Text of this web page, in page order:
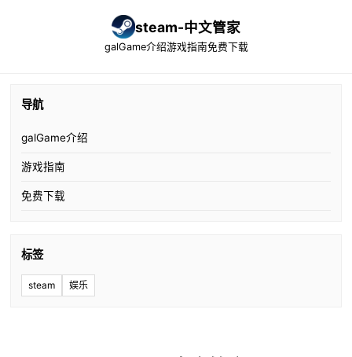
steam-中文管家
galGame介绍游戏指南免费下载
导航
galGame介绍
游戏指南
免费下载
标签
steam 娱乐